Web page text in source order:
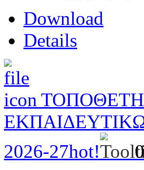
Download
Details
2026-27hot!